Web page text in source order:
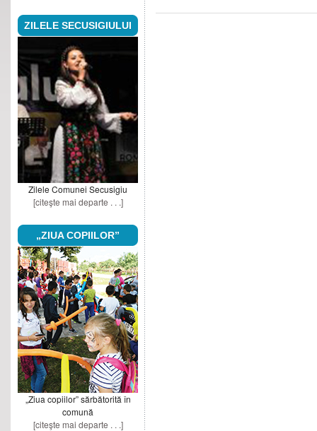
ZILELE SECUSIGIULUI
Zilele Comunei Secusigiu
[citeşte mai departe . . .]
„ZIUA COPIILOR”
„Ziua copiilor” sărbătorită în
comună
[citeşte mai departe . . .]